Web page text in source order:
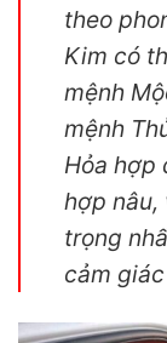
theo
Kim có
mệnh
mệnh
Hỏa hợp
hợp nâu,
trọng
cảm